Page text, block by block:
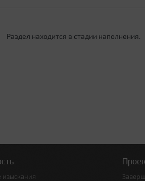
Раздел находится в стадии наполнения.